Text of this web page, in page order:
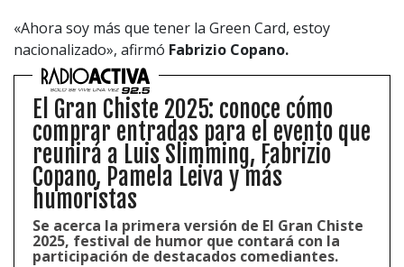
«Ahora soy más que tener la Green Card, estoy
nacionalizado», afirmó Fabrizio Copano.
El Gran Chiste 2025: conoce cómo
comprar entradas para el evento que
reunirá a Luis Slimming, Fabrizio
Copano, Pamela Leiva y más
humoristas
Se acerca la primera versión de El Gran Chiste
2025, festival de humor que contará con la
participación de destacados comediantes.